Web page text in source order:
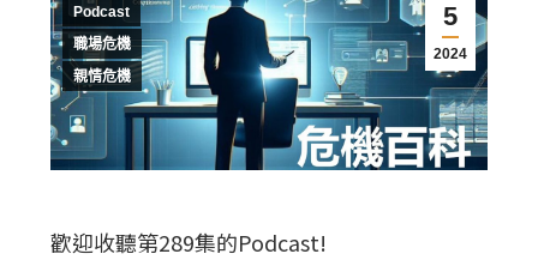
5
2024
Podcast
職場危機
親情危機
歡迎收聽第289集的Podcast!